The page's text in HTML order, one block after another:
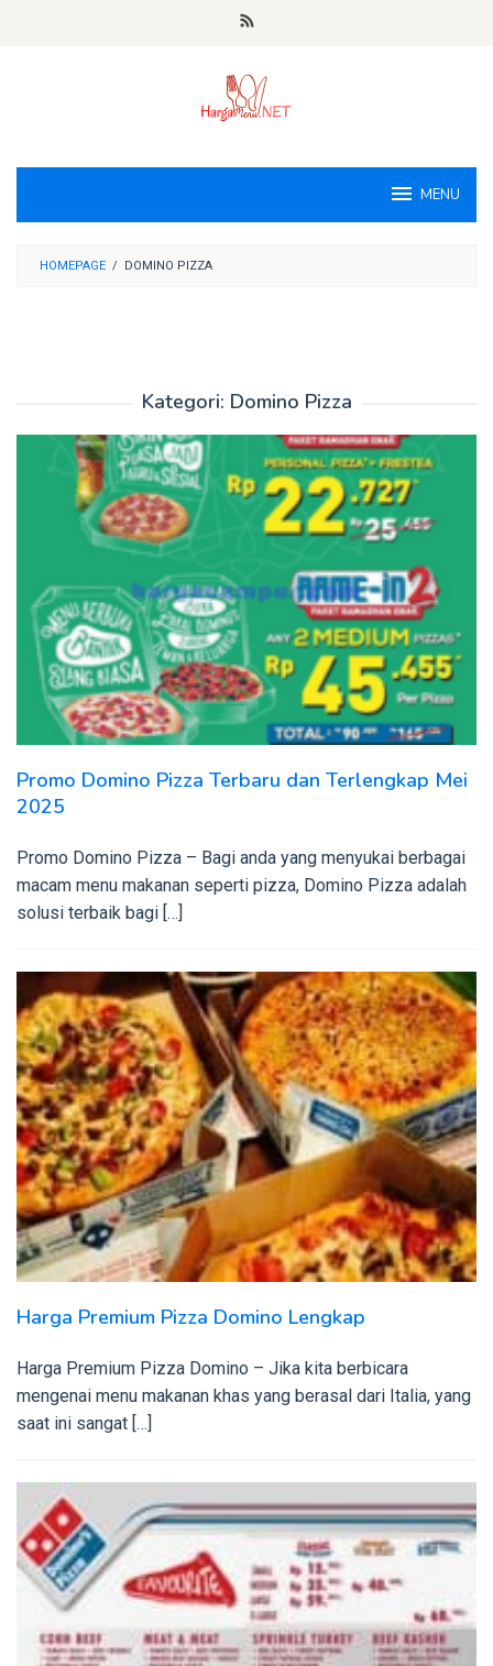
MENU
HOMEPAGE / DOMINO PIZZA
Kategori: Domino Pizza
Promo Domino Pizza Terbaru dan Terlengkap Mei
2025
Promo Domino Pizza – Bagi anda yang menyukai berbagai
macam menu makanan seperti pizza, Domino Pizza adalah
solusi terbaik bagi […]
Harga Premium Pizza Domino Lengkap
Harga Premium Pizza Domino – Jika kita berbicara
mengenai menu makanan khas yang berasal dari Italia, yang
saat ini sangat […]